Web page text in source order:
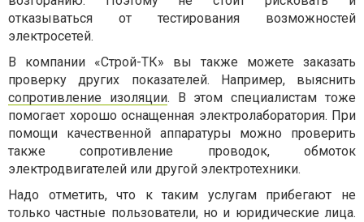
отказываться от тестирования возможностей
электросетей.
В компании «Строй-ТК» вы также можете заказать
проверку других показателей. Например, выяснить
сопротивление изоляции. В этом специалистам тоже
помогает хорошо оснащенная электролаборатория. При
помощи качественной аппаратуры можно проверить
также сопротивление проводок, обмоток
электродвигателей или другой электротехники.
Надо отметить, что к таким услугам прибегают не
только частные пользователи, но и юридические лица.